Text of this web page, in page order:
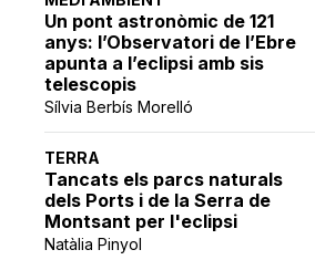
Un pont astronòmic de 121
anys: l’Observatori de l’Ebre
apunta a l’eclipsi amb sis
telescopis
Sílvia Berbís Morelló
TERRA
Tancats els parcs naturals
dels Ports i de la Serra de
Montsant per l'eclipsi
Natàlia Pinyol